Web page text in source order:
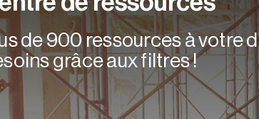
de 900 ressources à votre
grâce aux filtres !